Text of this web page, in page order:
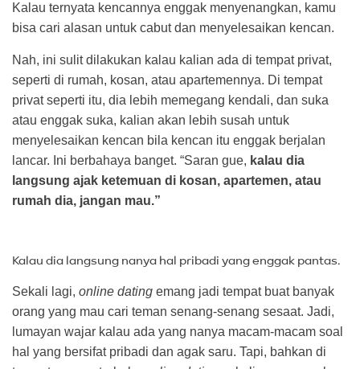
Kalau ternyata kencannya enggak menyenangkan, kamu
bisa cari alasan untuk cabut dan menyelesaikan kencan.
Nah, ini sulit dilakukan kalau kalian ada di tempat privat,
seperti di rumah, kosan, atau apartemennya. Di tempat
privat seperti itu, dia lebih memegang kendali, dan suka
atau enggak suka, kalian akan lebih susah untuk
menyelesaikan kencan bila kencan itu enggak berjalan
lancar. Ini berbahaya banget. “Saran gue, kalau dia
langsung ajak ketemuan di kosan, apartemen, atau
rumah dia, jangan mau.”
Kalau dia langsung nanya hal pribadi yang enggak pantas.
Sekali lagi, online dating emang jadi tempat buat banyak
orang yang mau cari teman senang-senang sesaat. Jadi,
lumayan wajar kalau ada yang nanya macam-macam soal
hal yang bersifat pribadi dan agak saru. Tapi, bahkan di